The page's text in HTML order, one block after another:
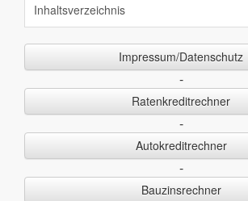
Inhaltsverzeichnis
Impressum/Datenschutz
-
Ratenkreditrechner
-
Autokreditrechner
-
Bauzinsrechner